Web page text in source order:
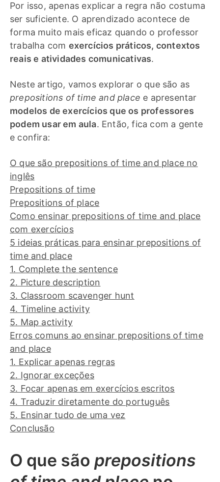
Por isso, apenas explicar a regra não costuma
ser suficiente. O aprendizado acontece de
forma muito mais eficaz quando o professor
trabalha com exercícios práticos, contextos
reais e atividades comunicativas.
Neste artigo, vamos explorar o que são as
prepositions of time and place e apresentar
modelos de exercícios que os professores
podem usar em aula. Então, fica com a gente
e confira:
O que são prepositions of time and place no
inglês
Prepositions of time
Prepositions of place
Como ensinar prepositions of time and place
com exercícios
5 ideias práticas para ensinar prepositions of
time and place
1. Complete the sentence
2. Picture description
3. Classroom scavenger hunt
4. Timeline activity
5. Map activity
Erros comuns ao ensinar prepositions of time
and place
1. Explicar apenas regras
2. Ignorar exceções
3. Focar apenas em exercícios escritos
4. Traduzir diretamente do português
5. Ensinar tudo de uma vez
Conclusão
O que são prepositions